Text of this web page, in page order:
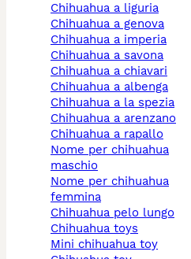
chihuahua a liguria
chihuahua a genova
chihuahua a imperia
chihuahua a savona
chihuahua a chiavari
chihuahua a albenga
chihuahua a la spezia
chihuahua a arenzano
chihuahua a rapallo
nome per chihuahua
maschio
nome per chihuahua
femmina
chihuahua pelo lungo
chihuahua toys
mini chihuahua toy